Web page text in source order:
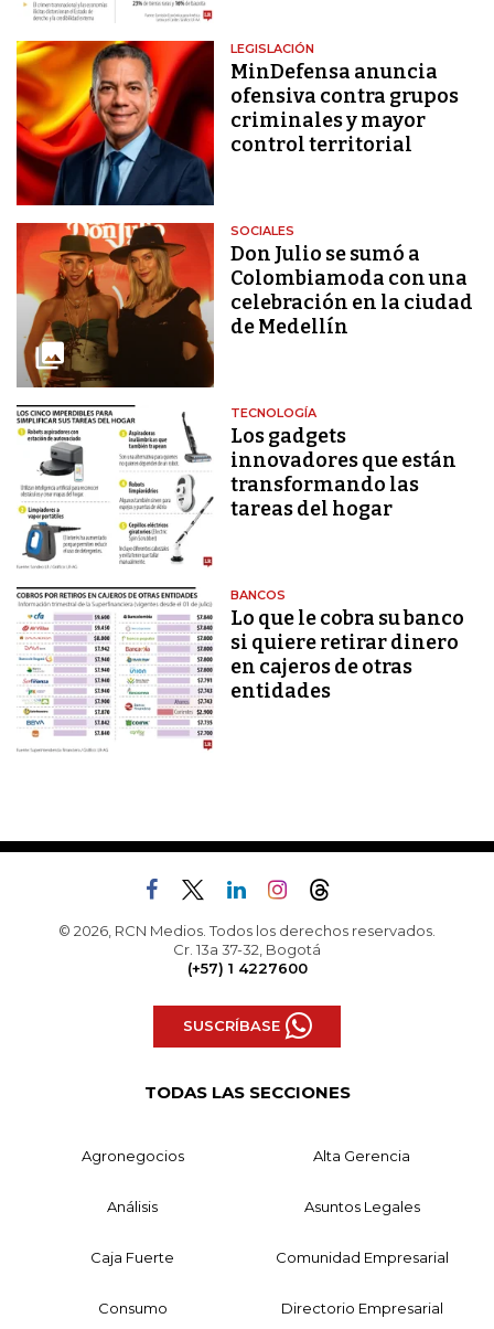
LEGISLACIÓN
MinDefensa anuncia
ofensiva contra grupos
criminales y mayor
control territorial
SOCIALES
Don Julio se sumó a
Colombiamoda con una
celebración en la ciudad
de Medellín
TECNOLOGÍA
Los gadgets
innovadores que están
transformando las
tareas del hogar
BANCOS
Lo que le cobra su banco
si quiere retirar dinero
en cajeros de otras
entidades
© 2026, RCN Medios. Todos los derechos reservados.
Cr. 13a 37-32, Bogotá
(+57) 1 4227600
SUSCRÍBASE
TODAS LAS SECCIONES
Agronegocios Alta Gerencia
Análisis Asuntos Legales
Caja Fuerte Comunidad Empresarial
Consumo Directorio Empresarial